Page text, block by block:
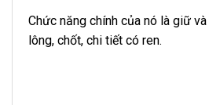
Chức năng chính của nó là giữ
lông, chốt, chi tiết có ren.